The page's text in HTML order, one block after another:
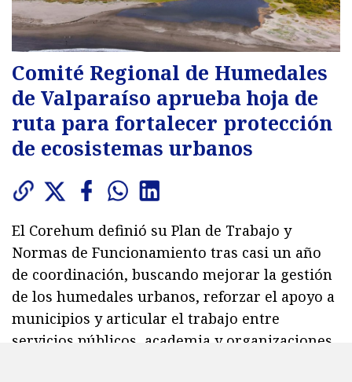
Comité Regional de Humedales
de Valparaíso aprueba hoja de
ruta para fortalecer protección
de ecosistemas urbanos
El Corehum definió su Plan de Trabajo y
Normas de Funcionamiento tras casi un año
de coordinación, buscando mejorar la gestión
de los humedales urbanos, reforzar el apoyo a
municipios y articular el trabajo entre
servicios públicos, academia y organizaciones.